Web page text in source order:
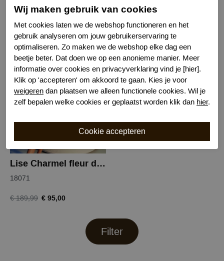
Lise Charmel eblouissant eden badpak
19044
€ 189,99 € 151,99
18071
€ 179,99 € 90,00
-50%
Lise Charmel fleur de nuit badpak
18071
€ 189,99 € 95,00
Filter
Wij maken gebruik van cookies
Met cookies laten we de webshop functioneren en het
gebruik analyseren om jouw gebruikerservaring te
optimaliseren. Zo maken we de webshop elke dag een
beetje beter. Dat doen we op een anonieme manier. Meer
informatie over cookies en privacyverklaring vind je [hier].
Klik op 'accepteren' om akkoord te gaan. Kies je voor
weigeren dan plaatsen we alleen functionele cookies. Wil je
zelf bepalen welke cookies er geplaatst worden klik dan hier.